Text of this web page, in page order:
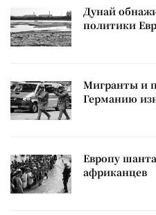
Дунай
политики
Мигранты и
Германию
Европу
африканцев